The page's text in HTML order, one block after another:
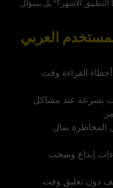
التطبيق الأشهر؟” بل بسؤال
العربي
القراءة وقت
بسرعة عند مشاكل
بمال
إيداع وسحب
دون تعليق وقت